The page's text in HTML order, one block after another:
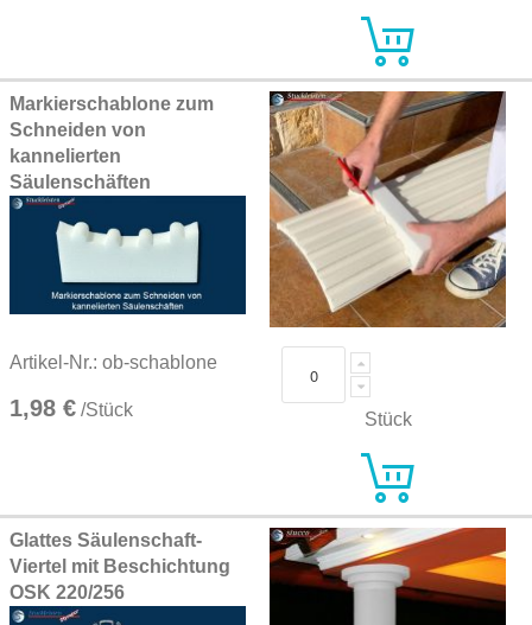
Markierschablone zum
Schneiden von
kannelierten
Säulenschäften
Artikel-Nr.: ob-schablone
1,98 € /Stück Stück
Glattes Säulenschaft-
Viertel mit Beschichtung
OSK 220/256